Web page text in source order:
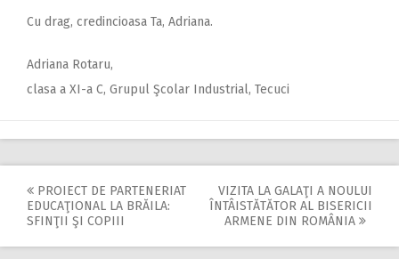
Cu drag, credincioasa Ta, Adriana.
Adriana Rotaru,
clasa a XI-a C, Grupul Şcolar Industrial, Tecuci
Post
navigation
PROIECT DE PARTENERIAT
EDUCAŢIONAL LA BRĂILA:
SFINŢII ŞI COPIII
VIZITA LA GALAŢI A NOULUI
ÎNTÂISTĂTĂTOR AL BISERICII
ARMENE DIN ROMÂNIA